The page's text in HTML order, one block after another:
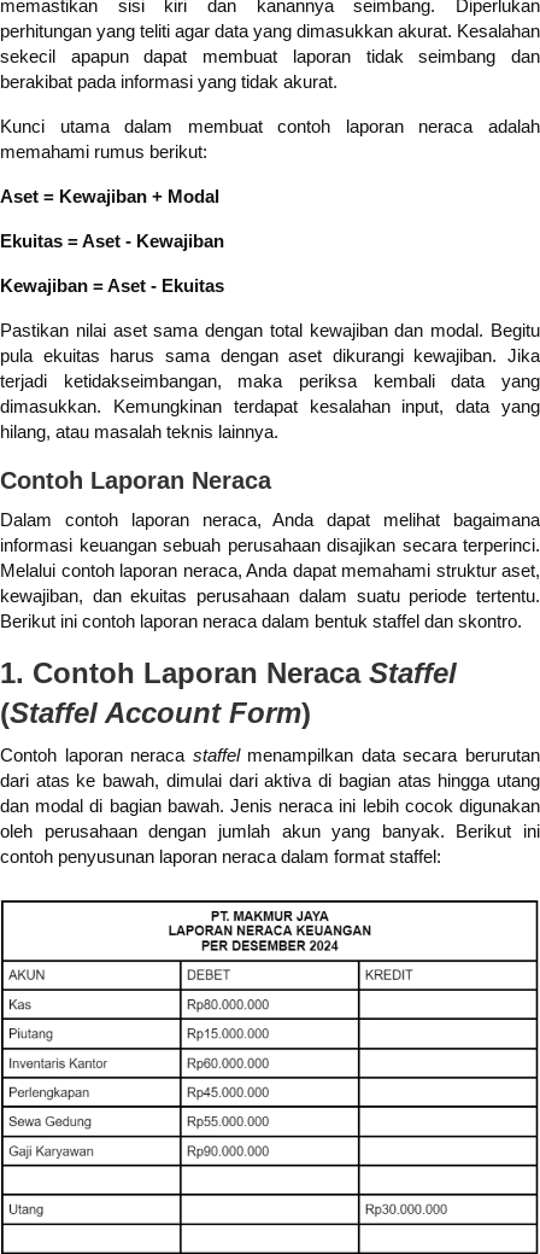
memastikan sisi kiri dan kanannya seimbang. Diperlukan
perhitungan yang teliti agar data yang dimasukkan akurat. Kesalahan
sekecil apapun dapat membuat laporan tidak seimbang dan
berakibat pada informasi yang tidak akurat.
Kunci utama dalam membuat contoh laporan neraca adalah
memahami rumus berikut:
Aset = Kewajiban + Modal
Ekuitas = Aset - Kewajiban
Kewajiban = Aset - Ekuitas
Pastikan nilai aset sama dengan total kewajiban dan modal. Begitu
pula ekuitas harus sama dengan aset dikurangi kewajiban. Jika
terjadi ketidakseimbangan, maka periksa kembali data yang
dimasukkan. Kemungkinan terdapat kesalahan input, data yang
hilang, atau masalah teknis lainnya.
Contoh Laporan Neraca
Dalam contoh laporan neraca, Anda dapat melihat bagaimana
informasi keuangan sebuah perusahaan disajikan secara terperinci.
Melalui contoh laporan neraca, Anda dapat memahami struktur aset,
kewajiban, dan ekuitas perusahaan dalam suatu periode tertentu.
Berikut ini contoh laporan neraca dalam bentuk staffel dan skontro.
1. Contoh Laporan Neraca Staffel
(Staffel Account Form)
Contoh laporan neraca staffelmenampilkan data secara berurutan
dari atas ke bawah, dimulai dari aktiva di bagian atas hingga utang
dan modal di bagian bawah. Jenis neraca ini lebih cocok digunakan
oleh perusahaan dengan jumlah akun yang banyak. Berikut ini
contoh penyusunan laporan neraca dalam format staffel: